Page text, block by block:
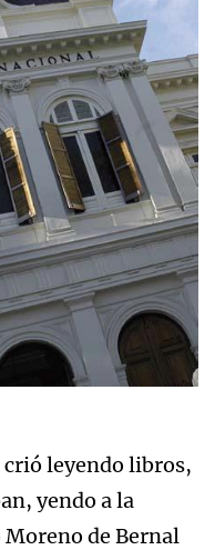
crió leyendo libros,
yendo a la
de Bernal